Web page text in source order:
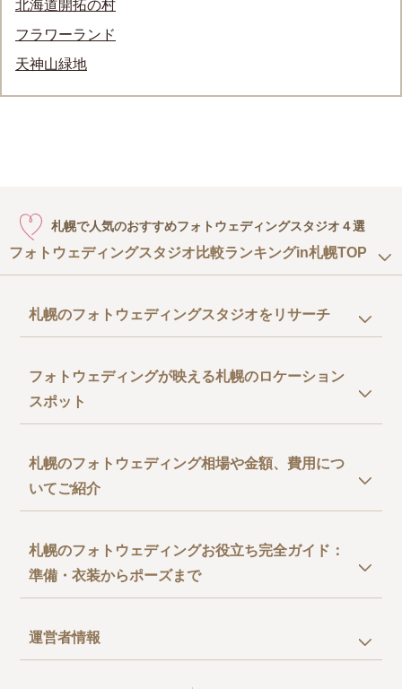
北海道開拓の村
フラワーランド
天神山緑地
札幌で人気のおすすめフォトウェディングスタジオ４選
フォトウェディングスタジオ比較ランキングin札幌TOP
札幌のフォトウェディングスタジオをリサーチ
フォトウェディングが映える札幌のロケーション
スポット
札幌のフォトウェディング相場や金額、費用につ
いてご紹介
札幌のフォトウェディングお役立ち完全ガイド：
準備・衣装からポーズまで
運営者情報